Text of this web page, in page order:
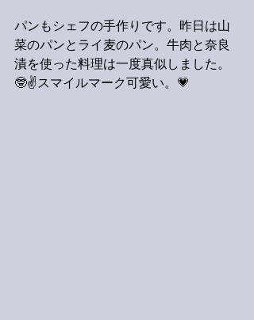
パンもシェフの手作りです。昨日は山
菜のパンとライ麦のパン。牛肉と奈良
漬を使った料理は一度真似しました。
🤓✌️スマイルマーク可愛い。💗